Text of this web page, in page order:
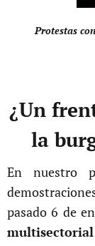
Protestas
¿Un
la
En nuestro
pasado 6 de